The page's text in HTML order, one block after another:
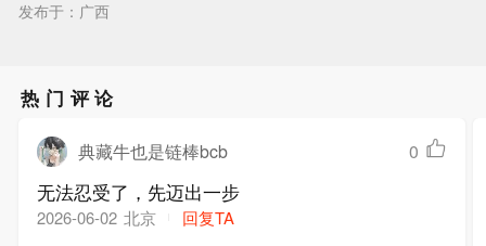
发布于：广西
热门评论
典藏牛也是链棒bcb 0
无法忍受了，先迈出一步
2026-06-02 北京 回复TA